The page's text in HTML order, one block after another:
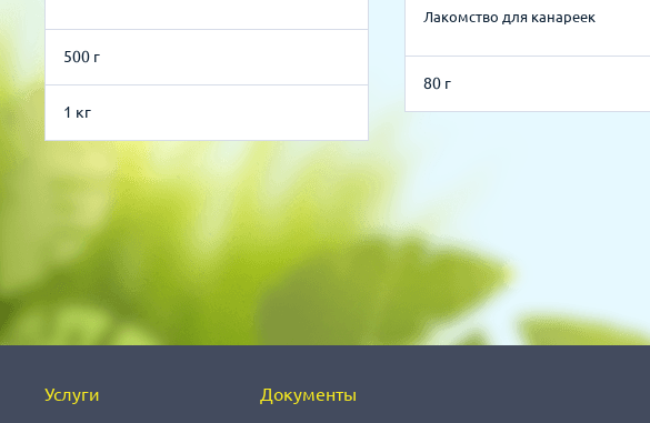
500 г
1 кг
Лакомство для канареек
80 г
Услуги Документы